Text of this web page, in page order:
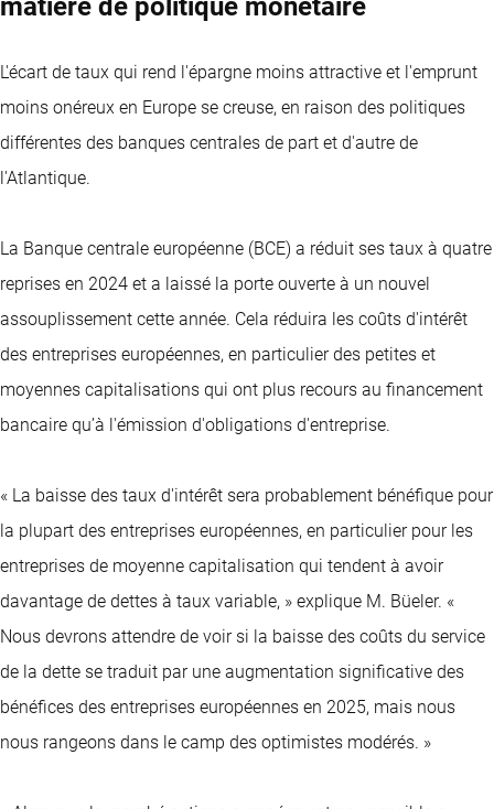
matière de politique monétaire
L'écart de taux qui rend l'épargne moins attractive et l'emprunt
moins onéreux en Europe se creuse, en raison des politiques
différentes des banques centrales de part et d'autre de
l'Atlantique.
La Banque centrale européenne (BCE) a réduit ses taux à quatre
reprises en 2024 et a laissé la porte ouverte à un nouvel
assouplissement cette année. Cela réduira les coûts d'intérêt
des entreprises européennes, en particulier des petites et
moyennes capitalisations qui ont plus recours au financement
bancaire qu’à l'émission d'obligations d'entreprise.
« La baisse des taux d'intérêt sera probablement bénéfique pour
la plupart des entreprises européennes, en particulier pour les
entreprises de moyenne capitalisation qui tendent à avoir
davantage de dettes à taux variable, » explique M. Büeler. «
Nous devrons attendre de voir si la baisse des coûts du service
de la dette se traduit par une augmentation significative des
bénéfices des entreprises européennes en 2025, mais nous
nous rangeons dans le camp des optimistes modérés. »